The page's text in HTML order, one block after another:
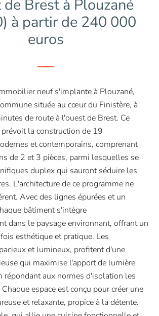
de Brest à Plouzané
à partir de 240 000
euros
neuf s'implante à Plouzané,
située au cœur du Finistère, à
de route à l'ouest de Brest. Ce
la construction de 19
et contemporains, comprenant
de 2 et 3 pièces, parmi lesquelles se
duplex qui sauront séduire les
L'architecture de ce programme ne
Avec des lignes épurées et un
bâtiment s'intègre
dans le paysage environnant, offrant un
esthétique et pratique. Les
et lumineux, profitent d'une
qui maximise l'apport de lumière
répondant aux normes d'isolation les
espace est conçu pour créer une
et relaxante, propice à la détente.